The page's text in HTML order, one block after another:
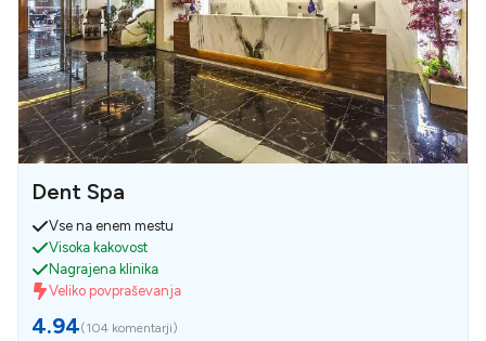
Dent Spa
Vse na enem mestu
Visoka kakovost
Nagrajena klinika
Veliko povpraševanja
4.94(104 komentarji)